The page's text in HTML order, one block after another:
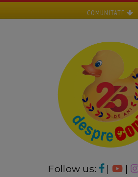
COMUNITATE
Follow us: | |